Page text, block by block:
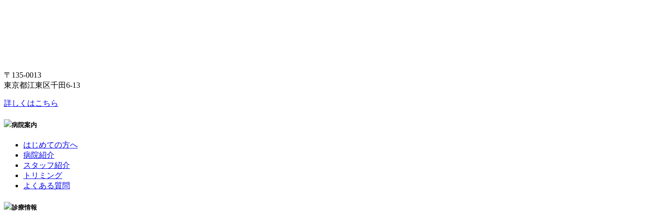
〒135-0013
東京都江東区千田6-13
詳しくはこちら
病院案内
はじめての方へ
病院紹介
スタッフ紹介
トリミング
よくある質問
診療情報